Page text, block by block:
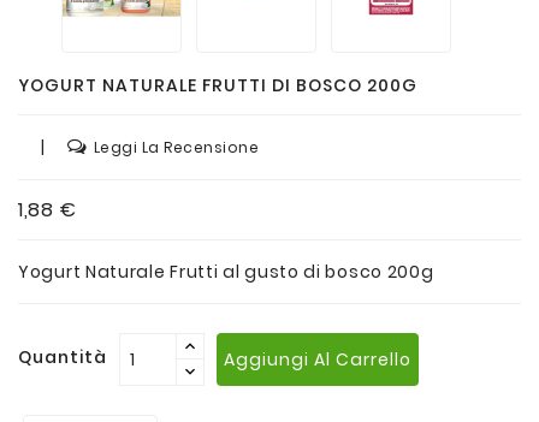
YOGURT NATURALE FRUTTI DI BOSCO 200G
| Leggi La Recensione
1,88 €
Yogurt Naturale Frutti al gusto di bosco 200g
Quantità Aggiungi Al Carrello